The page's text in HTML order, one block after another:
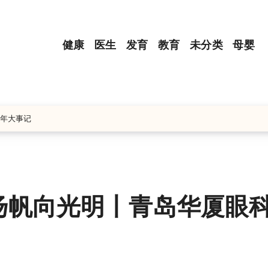
健康 医生 发育 教育 未分类 母婴
大事记
向光明丨青岛华厦眼